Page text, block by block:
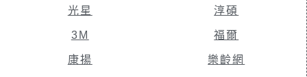
光星
3M
康揚
淳碩
福爾
樂齡網